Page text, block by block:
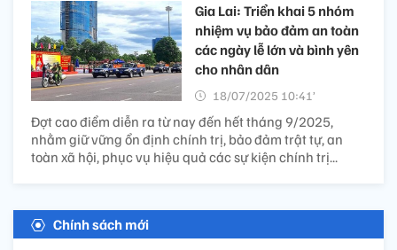
Gia Lai: Triển khai 5 nhóm
nhiệm vụ bảo đảm an toàn
các ngày lễ lớn và bình yên
cho nhân dân
18/07/2025 10:41’
Đợt cao điểm diễn ra từ nay đến hết tháng 9/2025,
nhằm giữ vững ổn định chính trị, bảo đảm trật tự, an
toàn xã hội, phục vụ hiệu quả các sự kiện chính trị...
Chính sách mới